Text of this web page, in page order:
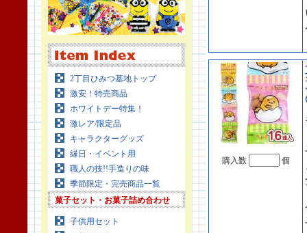
2丁目ひみつ基地トップ
激安！特売商品
ホワイトデー特集！
激レア/限定品
キャラクターグッズ
縁日・イベント用
職人の技!!手造りの味
季節限定・完売商品一覧
菓子セット・お菓子詰め合わせ
子供用セット
購入数 個